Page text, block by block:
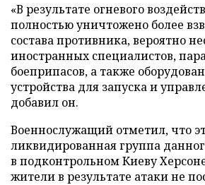
«В результате огневого
полностью уничтожено более
состава противника, вероятно
иностранных специалистов,
боеприпасов, а также
устройства для запуска и
добавил он.
Военнослужащий отметил, что
ликвидированная группа
в подконтрольном Киеву
жители в результате атаки не